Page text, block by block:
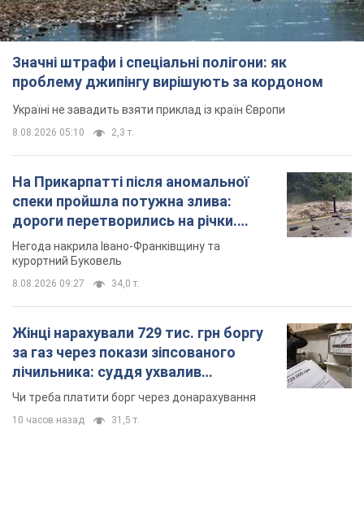
дороги перетворились на річки.
Відео
Негода накрила Івано-Франківщину та
8.08.2026 09:27
Жінці нарахували 729 тис. грн боргу
за газ через покази зіпсованого
лічильника: суддя ухвалив
неочікуване рішення
Чи треба платити борг через донарахування
10 часов назад 31,5 т.